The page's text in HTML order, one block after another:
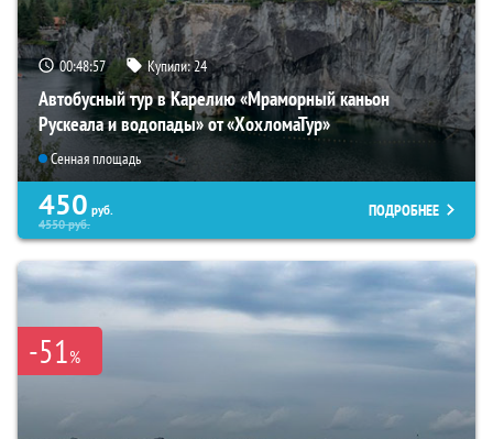
00:48:56 Купили:24
Автобусный тур в Карелию «Мраморный каньон
Рускеала и водопады» от «ХохломаТур»
Сенная площадь
450 руб.
4550руб.
ПОДРОБНЕЕ
-51%